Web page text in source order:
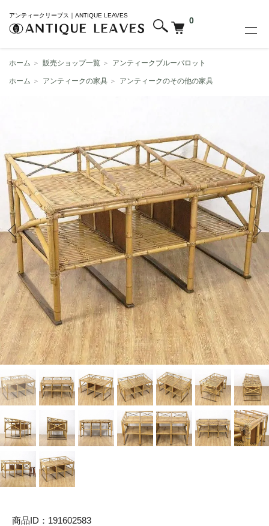
アンティークリーブス｜ANTIQUE LEAVES
0
ホーム ＞ 販売ショップ一覧 ＞ アンティークブルーパロット
ホーム ＞ アンティークの家具 ＞ アンティークのその他の家具
商品ID：191602583